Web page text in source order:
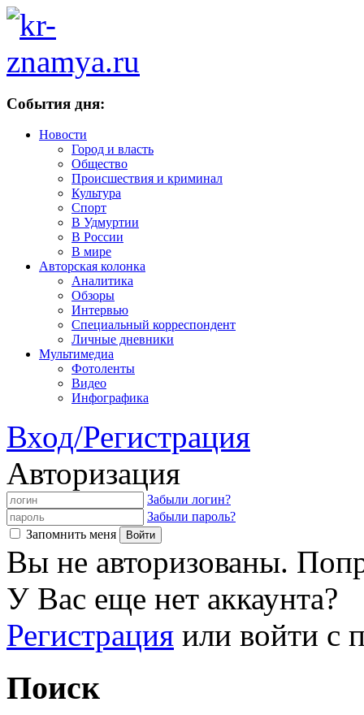
События дня:
Новости
Город и власть
Общество
Происшествия и криминал
Культура
Спорт
В Удмуртии
В России
В мире
Авторская колонка
Аналитика
Обзоры
Интервью
Специальный корреспондент
Личные дневники
Мультимедиа
Фотоленты
Видео
Инфографика
Вход/Регистрация
Авторизация
Забыли логин?
Забыли пароль?
Запомнить меня
Вы не авторизованы.
У Вас еще нет аккаунта?
Регистрация или войти с
Поиск